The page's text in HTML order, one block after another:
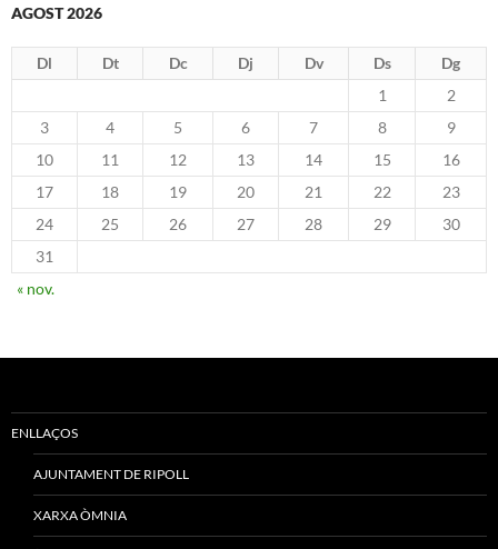
AGOST 2026
Dl Dt Dc Dj Dv Ds
Dg
1
2
3
4 5 6 7 8
9
10
11 12 13 14 15
16
17
18 19 20 21 22
23
24
25 26 27 28 29
30
31
« nov.
ENLLAÇOS
AJUNTAMENT DE RIPOLL
XARXA ÒMNIA